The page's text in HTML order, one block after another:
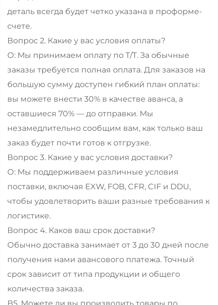
деталь всегда будет четко указана в проформе-
счете.
Вопрос 2. Какие у вас условия оплаты?
О: Мы принимаем оплату по T/T. За обычные
заказы требуется полная оплата. Для заказов на
большую сумму доступен гибкий план оплаты:
вы можете внести 30% в качестве аванса, а
оставшиеся 70% — до отправки. Мы
незамедлительно сообщим вам, как только ваш
заказ будет почти готов к отгрузке.
Вопрос 3. Какие у вас условия доставки?
О: Мы поддерживаем различные условия
поставки, включая EXW, FOB, CFR, CIF и DDU,
чтобы удовлетворить ваши разные требования к
логистике.
Вопрос 4. Каков ваш срок доставки?
Обычно доставка занимает от 3 до 30 дней после
получения нами авансового платежа. Точный
срок зависит от типа продукции и общего
количества заказа.